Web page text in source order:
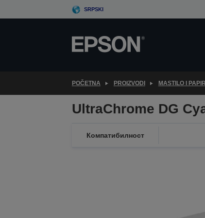
to
SRPSKI
POČETNA PROIZVODI MASTILO I PAPIR
UltraChrome DG
Компатибилност